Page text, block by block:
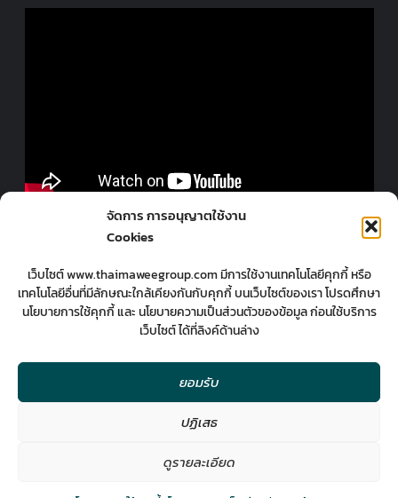
จัดการ การอนุญาตใช้งาน
Cookies
เว็บไซต์ www.thaimaweegroup.com มีการใช้งานเทคโนโลยีคุกกี้ หรือ
เทคโนโลยีอื่นที่มีลักษณะใกล้เคียงกันกับคุกกี้ บนเว็บไซต์ของเรา โปรดศึกษา
นโยบายการใช้คุกกี้ และ นโยบายความเป็นส่วนตัวของข้อมูล ก่อนใช้บริการ
เว็บไซต์ ได้ที่ลิงค์ด้านล่าง
ยอมรับ
ปฏิเสธ
ดูรายละเอียด
ออกแบบร้านโดยมืออาชีพ
Contact us